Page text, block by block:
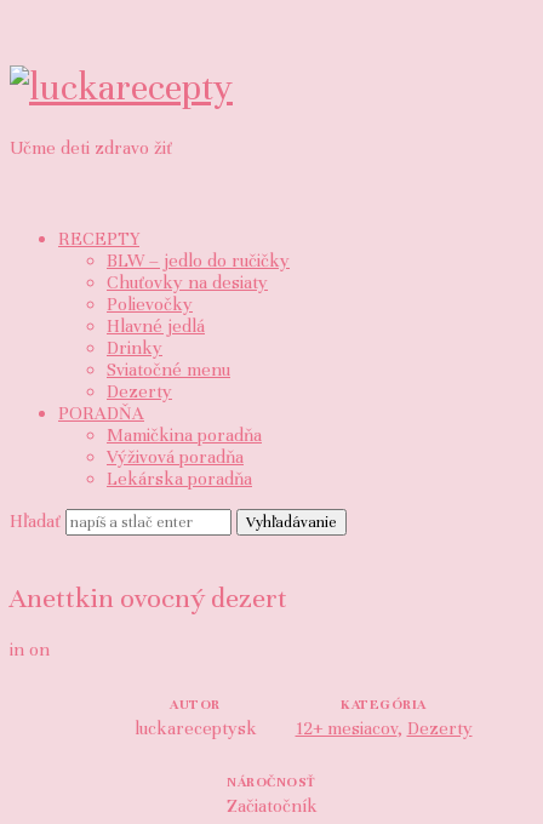
luckarecepty
Učme deti zdravo žiť
RECEPTY
BLW – jedlo do ručičky
Chuťovky na desiaty
Polievočky
Hlavné jedlá
Drinky
Sviatočné menu
Dezerty
PORADŇA
Mamičkina poradňa
Výživová poradňa
Lekárska poradňa
Hľadať
Anettkin ovocný dezert
in on
AUTOR
luckareceptysk
KATEGÓRIA
12+ mesiacov, Dezerty
NÁROČNOSŤ
Začiatočník